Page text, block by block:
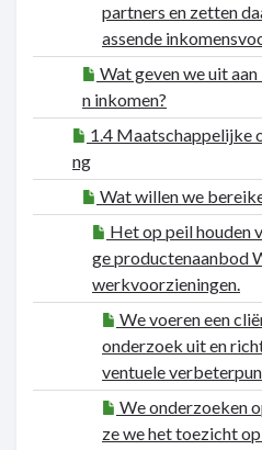
partners en zetten
assende
Wat geven we uit
n inkomen?
1.4 Maatschappelijke
ng
Wat willen we
Het op peil houden
ge productenaanbod
werkvoorzieningen.
We voeren een
onderzoek uit en
ventuele
We onderzoeken
ze we het toezicht